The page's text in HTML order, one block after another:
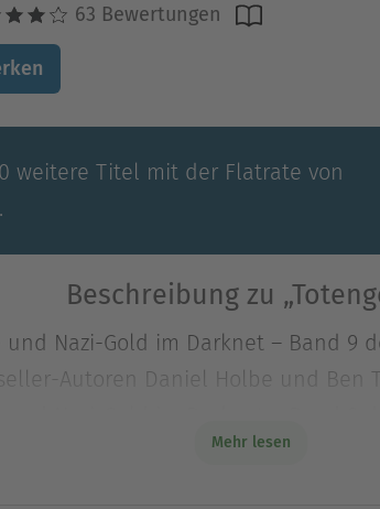
63 Bewertungen
weitere Titel mit der Flatrate von
Beschreibung zu
und Nazi-Gold im Darknet – Band 9
Autoren Daniel Holbe und Ben
Autoren Daniel Holbe und Ben
Mehr lesen